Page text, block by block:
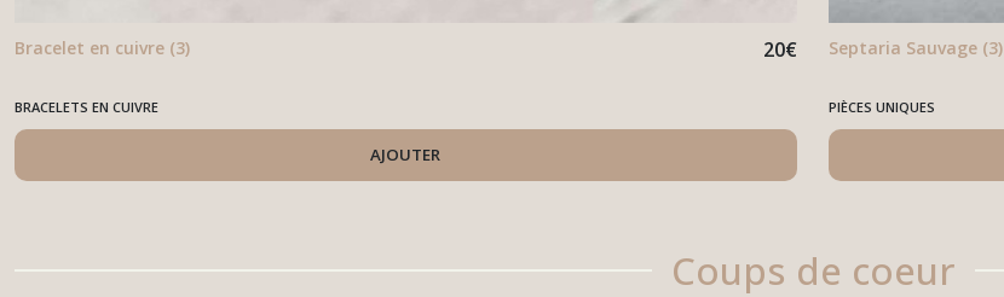
Bracelet en cuivre (3) 20€
BRACELETS EN CUIVRE
AJOUTER
Septaria Sauvage (3)
PIÈCES UNIQUES
Coups de coeur